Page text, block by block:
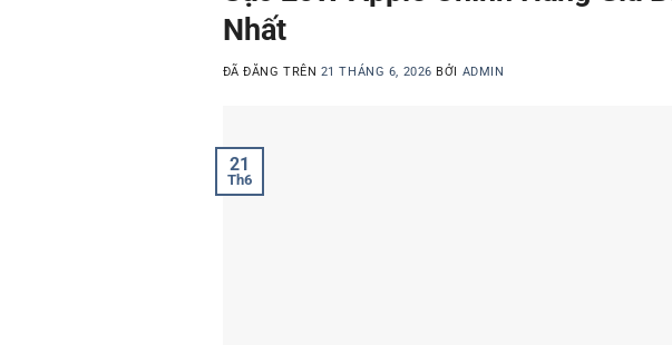
Nhất
ĐÃ ĐĂNG TRÊN 21 THÁNG 6, 2026 BỞI ADMIN
21
Th6